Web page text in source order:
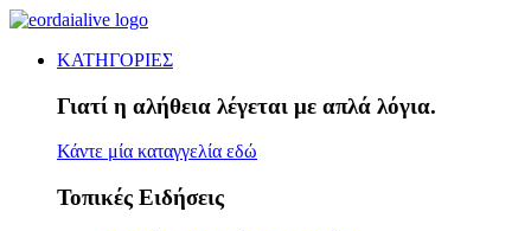
ΚΑΤΗΓΟΡΙΕΣ
Γιατί η αλήθεια λέγεται με απλά λόγια.
Κάντε μία καταγγελία εδώ
Τοπικές Ειδήσεις